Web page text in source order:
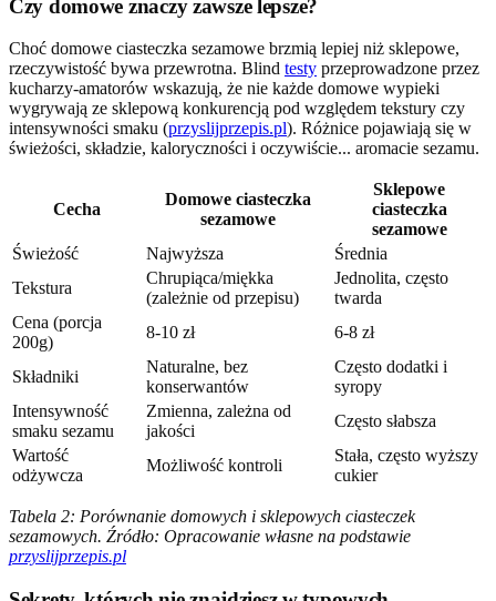
Czy domowe znaczy zawsze lepsze?
Choć domowe ciasteczka sezamowe brzmią lepiej niż sklepowe,
rzeczywistość bywa przewrotna. Blind testy przeprowadzone przez
kucharzy-amatorów wskazują, że nie każde domowe wypieki
wygrywają ze sklepową konkurencją pod względem tekstury czy
intensywności smaku (przyslijprzepis.pl). Różnice pojawiają się w
świeżości, składzie, kaloryczności i oczywiście... aromacie sezamu.
Cecha
Domowe ciasteczka
sezamowe
Sklepowe
ciasteczka
sezamowe
Świeżość
Najwyższa
Średnia
Tekstura
Chrupiąca/miękka
(zależnie od przepisu)
Jednolita, często
twarda
Cena (porcja
200g)
8-10 zł 6-8 zł
Składniki
Naturalne, bez
konserwantów
Często dodatki i
syropy
Intensywność
smaku sezamu
Zmienna, zależna od
jakości
Często słabsza
Wartość
odżywcza
Możliwość kontroli
Stała, często wyższy
cukier
Tabela 2: Porównanie domowych i sklepowych ciasteczek
sezamowych. Źródło: Opracowanie własne na podstawie
przyslijprzepis.pl